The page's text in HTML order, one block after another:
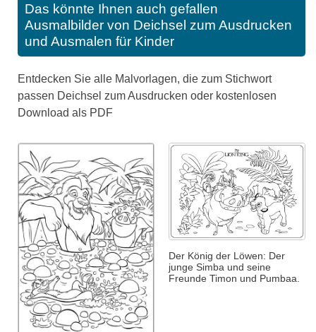
Das könnte Ihnen auch gefallen
Ausmalbilder von Deichsel zum Ausdrucken
und Ausmalen für Kinder
Entdecken Sie alle Malvorlagen, die zum Stichwort
passen Deichsel zum Ausdrucken oder kostenlosen
Download als PDF
Der König der Löwen: Der
junge Simba und seine
Freunde Timon und Pumbaa.